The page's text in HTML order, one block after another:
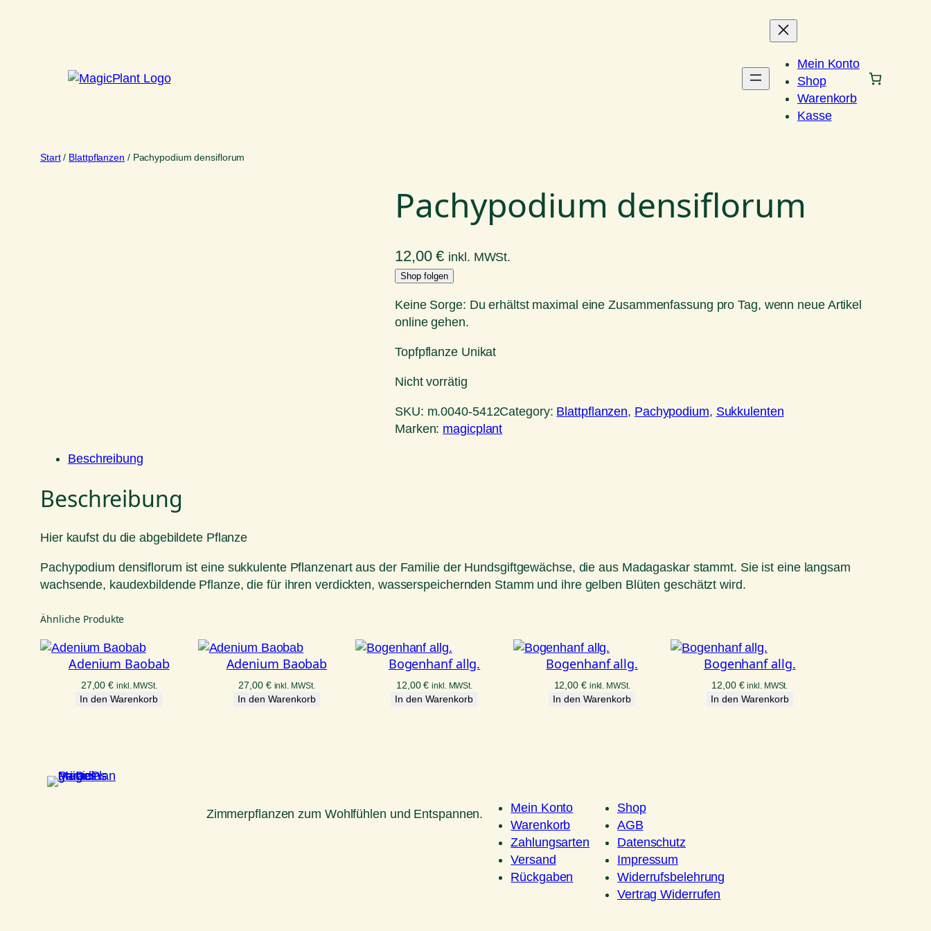
Mein Konto
Shop
Warenkorb
Kasse
Start/ Blattpflanzen / Pachypodium densiflorum
Pachypodium densiflorum
12,00€ inkl. MWSt.
Shop folgen
Keine Sorge: Du erhältst maximal eine Zusammenfassung pro Tag, wenn neue Artikel
online gehen.
Topfpflanze Unikat
Nicht vorrätig
SKU: m.0040-5412Category: Blattpflanzen, Pachypodium, Sukkulenten
Marken: magicplant
Beschreibung
Beschreibung
Hier kaufst du die abgebildete Pflanze
Pachypodium densiflorum ist eine sukkulente Pflanzenart aus der Familie der Hundsgiftgewächse, die aus Madagaskar stammt. Sie ist eine langsam
wachsende, kaudexbildende Pflanze, die für ihren verdickten, wasserspeichernden Stamm und ihre gelben Blüten geschätzt wird.
Ähnliche Produkte
Adenium Baobab
27,00€ inkl. MWSt.
In den Warenkorb
Adenium Baobab
27,00 € inkl. MWSt.
In den Warenkorb
Bogenhanf allg.
12,00€ inkl. MWSt.
In den Warenkorb
Bogenhanf allg.
12,00 € inkl. MWSt.
In den Warenkorb
Bogenhanf allg.
12,00 € inkl. MWSt.
In den Warenkorb
Zimmerpflanzen zum Wohlfühlen und Entspannen.
Mein Konto
Warenkorb
Zahlungsarten
Versand
Rückgaben
Shop
AGB
Datenschutz
Impressum
Widerrufsbelehrung
Vertrag Widerrufen